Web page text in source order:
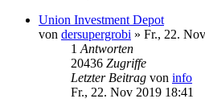
Union Investment Depot
von dersupergrobi » Fr., 22.
1 Antworten
20436 Zugriffe
Letzter Beitrag von info
Fr., 22. Nov 2019 18:41